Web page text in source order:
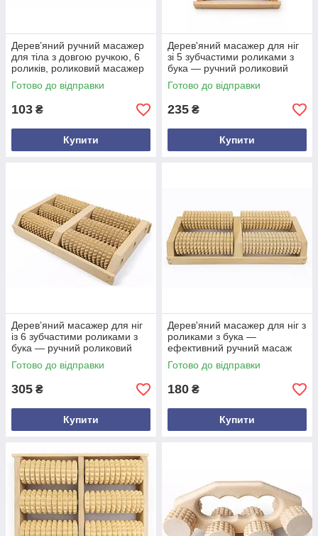
Дерев’яний ручний масажер
для тіла з довгою ручкою, 6
роликів, роликовий масажер
для спини, шиї, рук і ніг, бук,
ручне управління
Готово до відправки
103 ₴
Купити
Дерев'яний масажер для ніг
зі 5 зубчастими роликами з
бука — ручний роликовий
масажер стоп для зняття
втоми та оздоровлення
Готово до відправки
235 ₴
Купити
Дерев’яний масажер для ніг
із 6 зубчастими роликами з
бука — ручний роликовий
масажер для стоп і пальців
ніг
Готово до відправки
305 ₴
Купити
Дерев'яний масажер для ніг з
роликами з бука —
ефективний ручний масаж
стоп для покращення
кровообігу
Готово до відправки
180 ₴
Купити